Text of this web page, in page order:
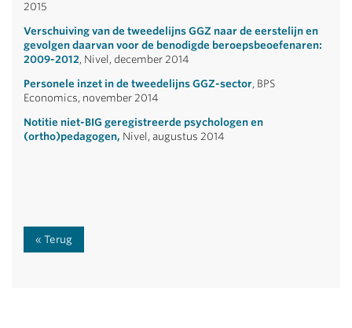
2015
Verschuiving van de tweedelijns GGZ naar de eerstelijn en
gevolgen daarvan voor de benodigde beroepsbeoefenaren:
2009-2012, Nivel, december 2014
Personele inzet in de tweedelijns GGZ-sector, BPS
Economics, november 2014
Notitie niet-BIG geregistreerde psychologen en
(ortho)pedagogen, Nivel, augustus 2014
Terug